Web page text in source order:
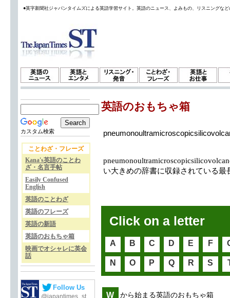
●英字新聞社ジャパンタイムズによる英語学習サイト。英語のニュース、よみもの、リスニングな
カスタム検索
ことわざ・フレーズ
Kana's英語のことわ
ざ・名言手帖
Easily Confused
English
英語のことわざ
英語のフレーズ
英語の新語
英語のおもちゃ箱
映画でオシャレに英会
話
Follow Us
@japantimes_st
英語のおもちゃ箱
い大きめの辞書に収録されている最
Click on a letter
A B C D E F
N O P Q R S
W から始まる英語のおもちゃ箱